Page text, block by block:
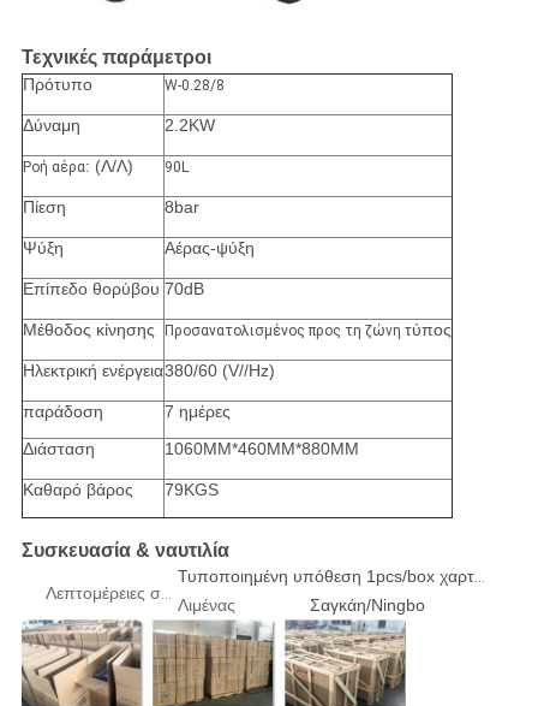
Τεχνικές παράμετροι
Πρότυπο W-0.28/8
Δύναμη 2.2KW
Ροή αέρα: (Λ/Λ) 90L
Πίεση 8bar
Ψύξη Αέρας-ψύξη
Επίπεδο θορύβου 70dB
Μέθοδος κίνησης Προσανατολισμένος προς τη ζώνη τύπος
Ηλεκτρική ενέργεια380/60 (V//Hz)
παράδοση
7 ημέρες
Διάσταση
1060MM*460MM*880MM
Καθαρό βάρος 79KGS
Συσκευασία & ναυτιλία
Λεπτομέρειες συσκευασίας
Τυποποιημένη υπόθεση 1pcs/box χαρτοκιβωτίων ή κοντραπλακέ εξαγωγής
Λιμένας Σαγκάη/Ningbo